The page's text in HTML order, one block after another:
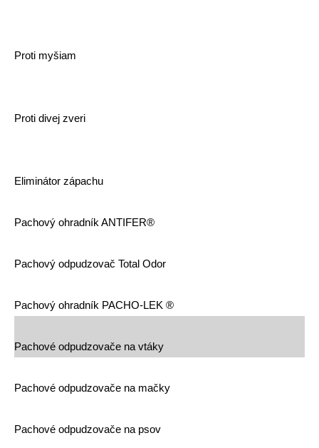
Proti myšiam
Proti divej zveri
Eliminátor zápachu
Pachový ohradník ANTIFER®
Pachový odpudzovač Total Odor
Pachový ohradník PACHO-LEK ®
Pachové odpudzovače na vtáky
Pachové odpudzovače na mačky
Pachové odpudzovače na psov